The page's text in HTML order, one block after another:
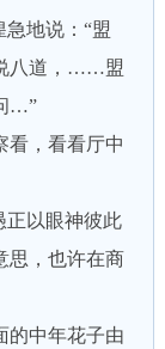
地说：“盟
八道，……盟
…”
，看看厅中
以眼神彼此
思，也许在商
中年花子由